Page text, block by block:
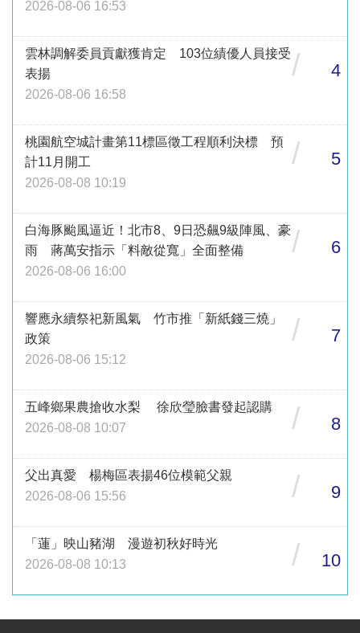
2026-08-06 16:53
雲林調解委員貢獻獲肯定 103位績優人員接受
表揚
2026-08-06 16:58
/ 4
桃園航空城計畫第11標區徵工程順利決標 預
計11月開工
2026-08-08 10:19
/ 5
白海豚颱風逼近！北市8、9日恐飆9級陣風、豪
雨 蔣萬安指示「料敵從寬」全面整備
2026-08-06 16:00
/ 6
響應永續祭祀新風氣 竹市推「新紙錢三燒」
政策
2026-08-06 15:12
/ 7
五峰鄉果農搶收水梨 徐欣瑩臉書發起認購
2026-08-08 10:07
/ 8
父出真愛 楊梅區表揚46位模範父親
2026-08-06 15:56
/ 9
「蓮」映山豬湖 漫遊初秋好時光
2026-08-08 10:13
/ 10